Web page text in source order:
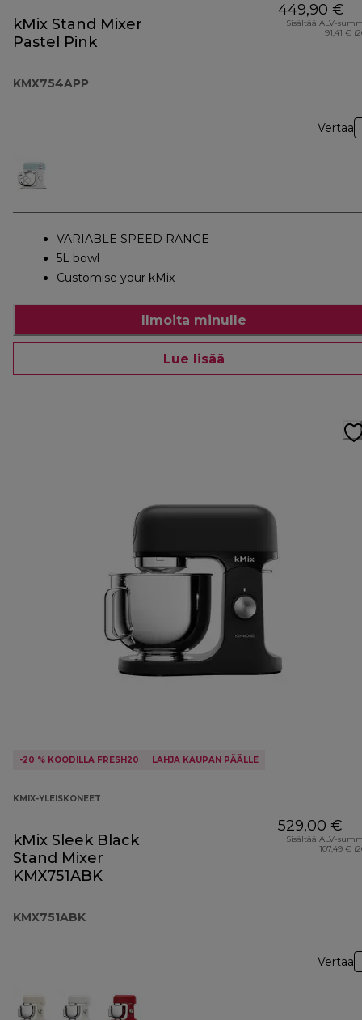
kMix Stand Mixer
Pastel Pink
KMX754APP
449,90 €
Sisältää ALV-
91,41 €
Vertaa
VARIABLE SPEED RANGE
5L bowl
Customise your kMix
Ilmoita minulle
Lue lisää
-20 % KOODILLA FRESH20 LAHJA KAUPAN PÄÄLLE
KMIX-YLEISKONEET
kMix Sleek Black
Stand Mixer
KMX751ABK
KMX751ABK
529,00 €
Sisältää ALV-
107,49 €
Vertaa